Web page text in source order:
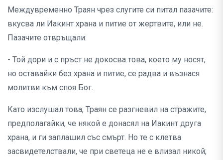
Междувременно Траян чрез слугите си питал пазачите:
вкусва ли Иакинт храна и питие от жертвите, или не.
Пазачите отвръщали:
- Той дори и с пръст не докосва това, което му носят,
но оставайки без храна и питие, се радва и възнася
молитви към споя Бог.
Като изслушал това, Траян се разгневил на стражите,
предполагайки, че някой е донасял на Иакинт друга
храна, и ги заплашил със смърт. Но те с клетва
засвидетелствали, че при светеца не е влизал никой;